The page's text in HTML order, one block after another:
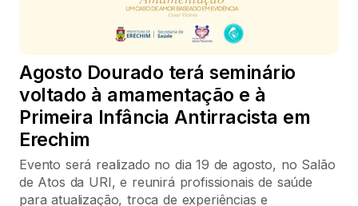
Agosto Dourado terá seminário
voltado à amamentação e à
Primeira Infância Antirracista em
Erechim
Evento será realizado no dia 19 de agosto, no Salão
de Atos da URI, e reunirá profissionais de saúde
para atualização, troca de experiências e